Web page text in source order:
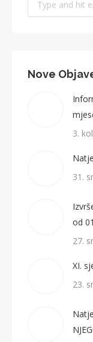
Nove
3.
31.
od
27.
XI.
23.